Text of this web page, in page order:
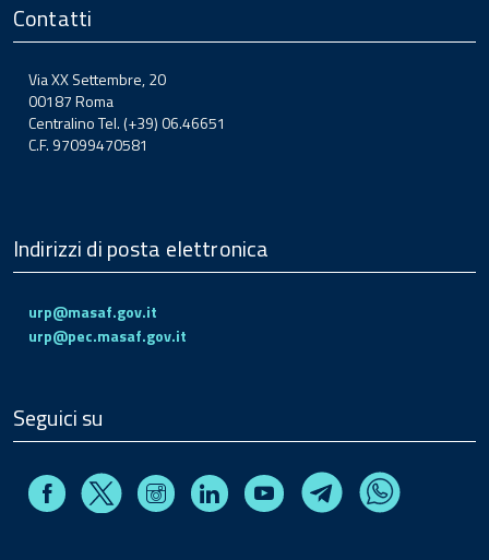
Contatti
Via XX Settembre, 20
00187 Roma
Centralino Tel. (+39) 06.46651
C.F. 97099470581
Indirizzi di posta elettronica
urp@masaf.gov.it
urp@pec.masaf.gov.it
Seguici su
FacebookX InstagramLinkedin Youtube TelegramWhatsapp